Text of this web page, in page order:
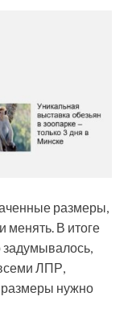
размеры,
менять. В итоге
задумывалось,
ЛПР,
размеры нужно